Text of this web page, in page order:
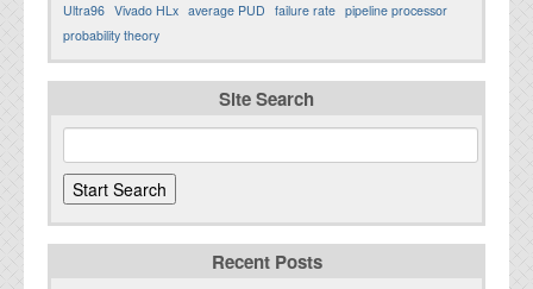
Ultra96 Vivado HLx average PUD failure rate pipeline processor
probability theory
Site Search
Recent Posts